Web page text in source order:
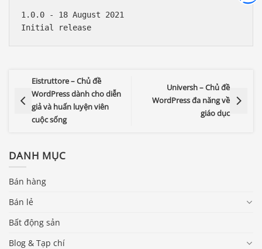
1.0.0 - 18 August 2021
Eistruttore – Chủ đề
WordPress dành cho diễn
giả và huấn luyện viên
cuộc sống
Universh – Chủ đề
WordPress đa năng về
giáo dục
DANH MỤC
Bán hàng
Bán lẻ
Bất động sản
Blog & Tạp chí